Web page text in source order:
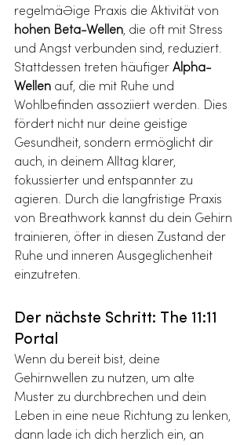
regelmäßige Praxis die Aktivität von
hohen Beta-Wellen, die oft mit Stress
und Angst verbunden sind, reduziert.
Stattdessen treten häufiger Alpha-
Wellen auf, die mit Ruhe und
Wohlbefinden assoziiert werden. Dies
fördert nicht nur deine geistige
Gesundheit, sondern ermöglicht dir
auch, in deinem Alltag klarer,
fokussierter und entspannter zu
agieren. Durch die langfristige Praxis
von Breathwork kannst du dein Gehirn
trainieren, öfter in diesen Zustand der
Ruhe und inneren Ausgeglichenheit
einzutreten.
Der nächste Schritt: The 11:11
Portal
Wenn du bereit bist, deine
Gehirnwellen zu nutzen, um alte
Muster zu durchbrechen und dein
Leben in eine neue Richtung zu lenken,
dann lade ich dich herzlich ein, an